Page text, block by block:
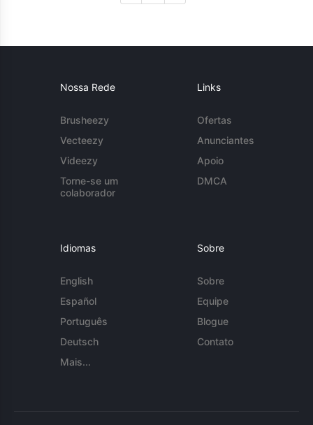
Nossa Rede
Brusheezy
Vecteezy
Videezy
Torne-se um
colaborador
Links
Ofertas
Anunciantes
Apoio
DMCA
Idiomas
English
Español
Português
Deutsch
Mais...
Sobre
Sobre
Equipe
Blogue
Contato